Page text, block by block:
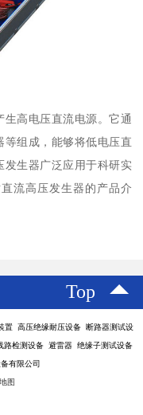
高电压直流电源。它通
等组成，能够将低电压直
发生器广泛应用于科研实
流高压发生器的产品介
Top
置 高压绝缘耐压设备 断路器测试设
检测设备 避雷器 绝缘子测试设备
有限公司
图